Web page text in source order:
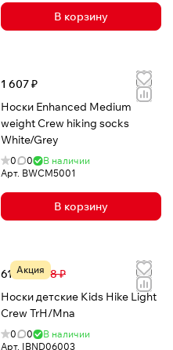
В корзину
1 607 ₽
Носки Enhanced Medium
weight Crew hiking socks
White/Grey
0 0
В наличии
Арт. BWCM5001
В корзину
Акция
619 ₽1 498 ₽
Носки детские Kids Hike Light
Crew TrH/Mna
0 0
В наличии
Арт. IBND06003